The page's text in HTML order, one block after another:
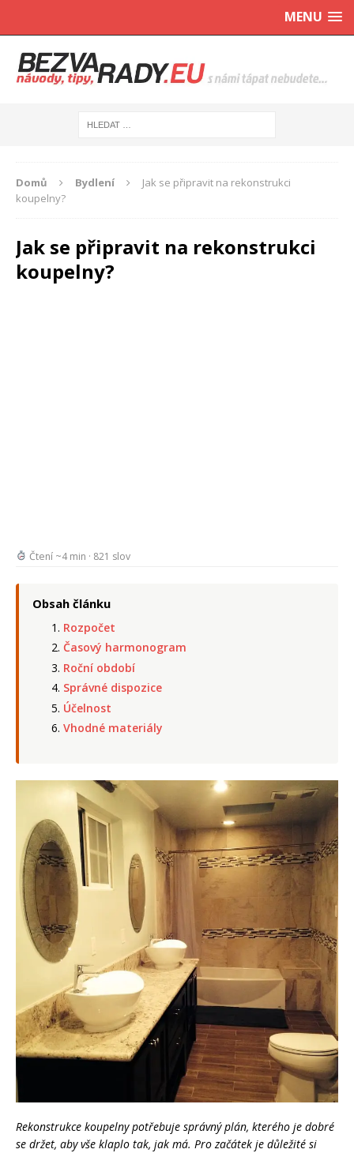
MENU
Domů Bydlení
Jak se připravit na rekonstrukci
koupelny?
Jak se připravit na rekonstrukci
koupelny?
Čtení ~4 min · 821 slov
Obsah článku
Rozpočet
Časový harmonogram
Roční období
Správné dispozice
Účelnost
Vhodné materiály
Rekonstrukce koupelny potřebuje správný plán, kterého je dobré
se držet, aby vše klaplo tak, jak má. Pro začátek je důležité si